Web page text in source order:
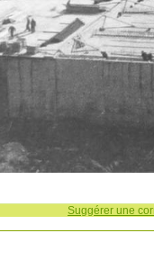
Suggérer une